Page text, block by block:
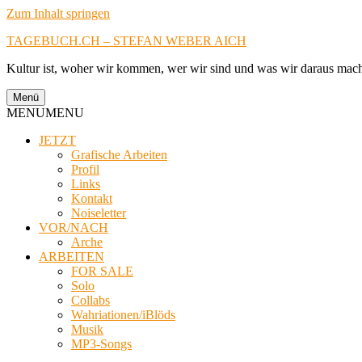
Zum Inhalt springen
TAGEBUCH.CH – STEFAN WEBER AICH
Kultur ist, woher wir kommen, wer wir sind und was wir daraus
Menü
MENUMENU
JETZT
Grafische Arbeiten
Profil
Links
Kontakt
Noiseletter
VOR/NACH
Arche
ARBEITEN
FOR SALE
Solo
Collabs
Wahriationen/iBlöds
Musik
MP3-Songs